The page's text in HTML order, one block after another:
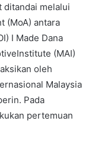
ditandai melalui
(MoA) antara
I Made Dana
(MAI)
oleh
Malaysia
Pada
pertemuan